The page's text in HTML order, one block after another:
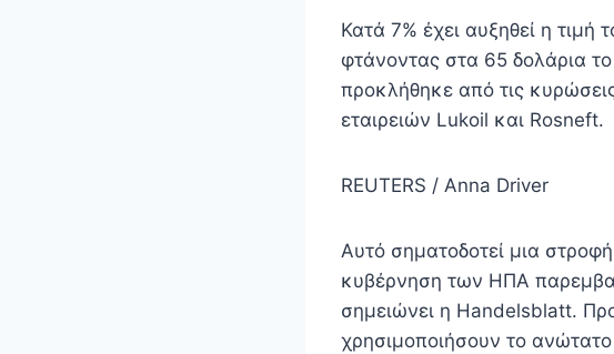
Κατά 7% έχει αυξηθεί η
φτάνοντας στα 65 δολάρια
προκλήθηκε από τις
εταιρειών Lukoil και Rosneft.
REUTERS / Anna Driver
Αυτό σηματοδοτεί μια
κυβέρνηση των ΗΠΑ
σημειώνει η Handelsblatt.
χρησιμοποιήσουν το